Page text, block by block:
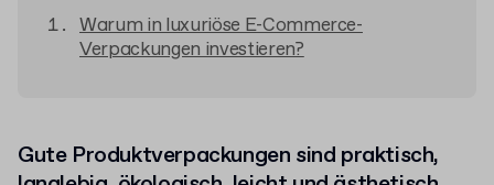
Warum in luxuriöse E-Commerce-
Verpackungen investieren?
Gute Produktverpackungen sind praktisch,